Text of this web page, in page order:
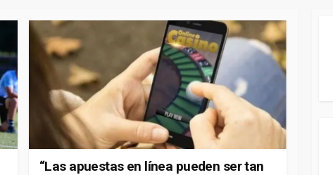
“Las apuestas en línea pueden ser tan